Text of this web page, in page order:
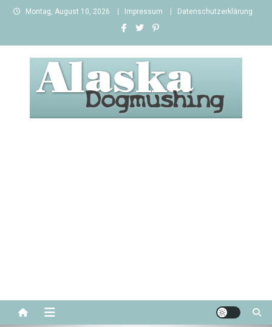
Skip
Montag, August 10, 2026 Impressum Datenschutzerklärung